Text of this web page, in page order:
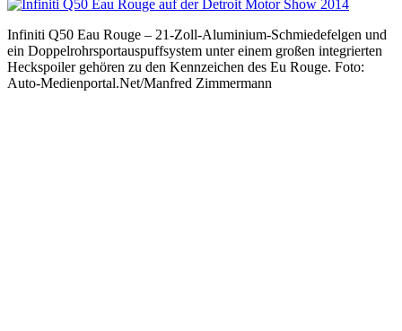
Infiniti Q50 Eau Rouge – 21-Zoll-Aluminium-Schmiedefelgen und
ein Doppelrohrsportauspuffsystem unter einem großen integrierten
Heckspoiler gehören zu den Kennzeichen des Eu Rouge. Foto:
Auto-Medienportal.Net/Manfred Zimmermann